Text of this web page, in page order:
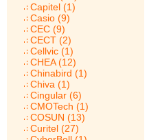
Capitel (1)
Casio (9)
CEC (9)
CECT (2)
Cellvic (1)
CHEA (12)
Chinabird (1)
Chiva (1)
Cingular (6)
CMOTech (1)
COSUN (13)
Curitel (27)